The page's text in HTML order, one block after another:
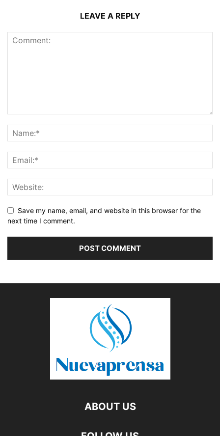
LEAVE A REPLY
Save my name, email, and website in this browser for the
next time I comment.
ABOUT US